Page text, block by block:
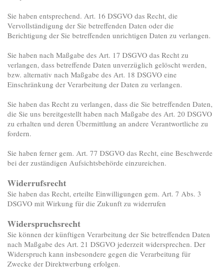
Sie haben entsprechend. Art. 16 DSGVO das Recht, die
Vervollständigung der Sie betreffenden Daten oder die
Berichtigung der Sie betreffenden unrichtigen Daten zu verlangen.
Sie haben nach Maßgabe des Art. 17 DSGVO das Recht zu
verlangen, dass betreffende Daten unverzüglich gelöscht werden,
bzw. alternativ nach Maßgabe des Art. 18 DSGVO eine
Einschränkung der Verarbeitung der Daten zu verlangen.
Sie haben das Recht zu verlangen, dass die Sie betreffenden Daten,
die Sie uns bereitgestellt haben nach Maßgabe des Art. 20 DSGVO
zu erhalten und deren Übermittlung an andere Verantwortliche zu
fordern.
Sie haben ferner gem. Art. 77 DSGVO das Recht, eine Beschwerde
bei der zuständigen Aufsichtsbehörde einzureichen.
Widerrufsrecht
Sie haben das Recht, erteilte Einwilligungen gem. Art. 7 Abs. 3
DSGVO mit Wirkung für die Zukunft zu widerrufen
Widerspruchsrecht
Sie können der künftigen Verarbeitung der Sie betreffenden Daten
nach Maßgabe des Art. 21 DSGVO jederzeit widersprechen. Der
Widerspruch kann insbesondere gegen die Verarbeitung für
Zwecke der Direktwerbung erfolgen.